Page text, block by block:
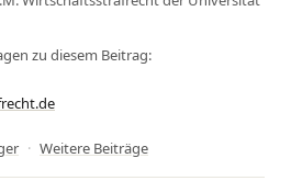
zu diesem Beitrag:
· Weitere Beiträge